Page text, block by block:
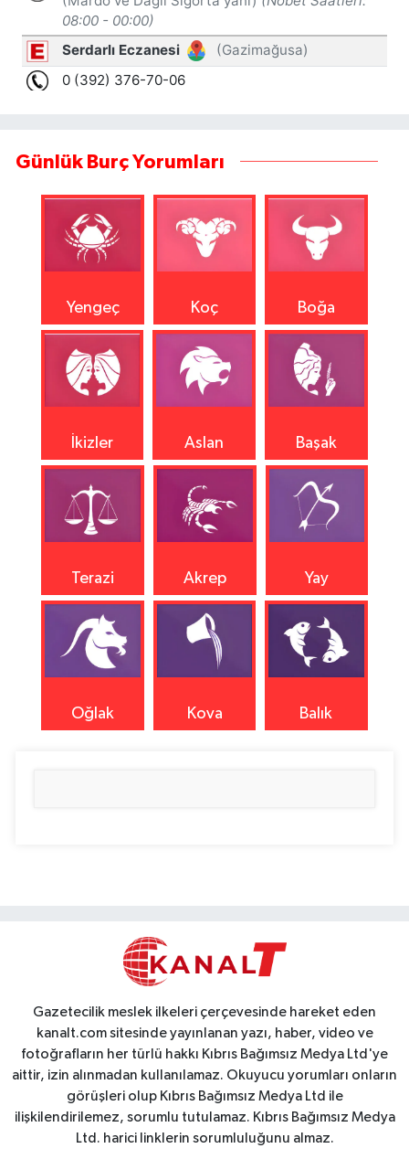
Günlük Burç Yorumları
Yengeç Koç Boğa
İkizler Aslan Başak
Terazi Akrep Yay
Oğlak Kova Balık
Gazetecilik meslek ilkeleri çerçevesinde hareket eden
kanalt.com sitesinde yayınlanan yazı, haber, video ve
fotoğrafların her türlü hakkı Kıbrıs Bağımsız Medya Ltd'ye
aittir, izin alınmadan kullanılamaz. Okuyucu yorumları onların
görüşleri olup Kıbrıs Bağımsız Medya Ltd ile
ilişkilendirilemez, sorumlu tutulamaz. Kıbrıs Bağımsız Medya
Ltd. harici linklerin sorumluluğunu almaz.